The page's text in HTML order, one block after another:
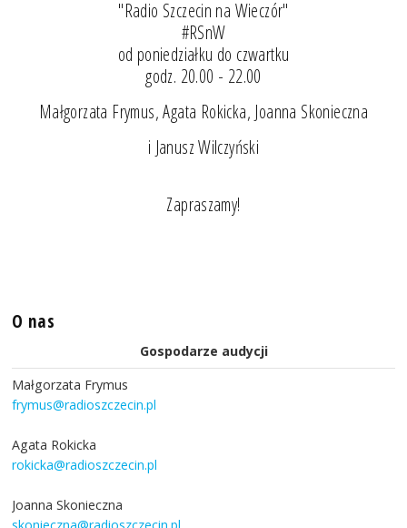
"Radio Szczecin na Wieczór"
#RSnW
od poniedziałku do czwartku
godz. 20.00 - 22.00
Małgorzata Frymus, Agata Rokicka, Joanna Skonieczna
i Janusz Wilczyński
Zapraszamy!
O nas
Gospodarze audycji
Małgorzata Frymus
frymus@radioszczecin.pl
Agata Rokicka
rokicka@radioszczecin.pl
Joanna Skonieczna